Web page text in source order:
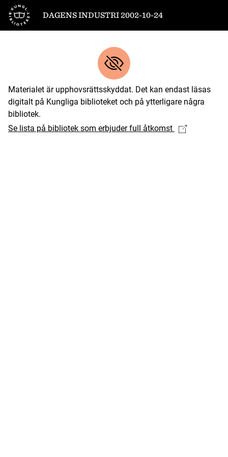
Till startsidan
DAGENS INDUSTRI 2002-10-24
Materialet är upphovsrättsskyddat. Det kan endast läsas
digitalt på Kungliga biblioteket och på ytterligare några
bibliotek.
Se lista på bibliotek som erbjuder full åtkomst